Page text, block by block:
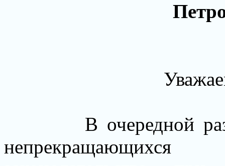
В очередной
непрекращающихся